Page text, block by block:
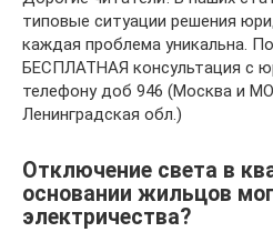
типовые ситуации решения
каждая проблема уникальна.
БЕСПЛАТНАЯ консультация с
телефону доб 946 (Москва и
Ленинградская обл.)
Отключение света в
основании жильцов
электричества?